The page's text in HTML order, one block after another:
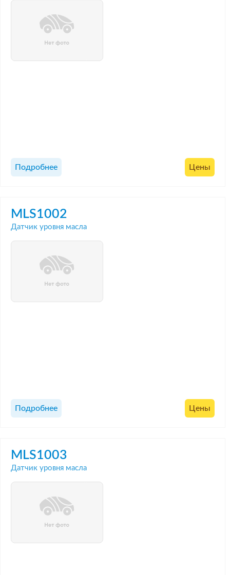
Подробнее Цены
MLS1002
Датчик уровня масла
Подробнее Цены
MLS1003
Датчик уровня масла